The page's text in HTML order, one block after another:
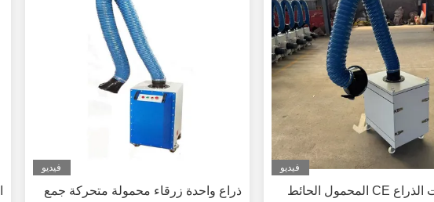
فيديو
220 فولت الذراع CE المحمول الحائط
فيديو
ذراع واحدة زرقاء محمولة متحركة جمع